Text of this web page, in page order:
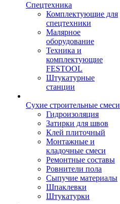
Спецтехника
Комплектующие для
спецтехники
Малярное
оборудование
Техника и
комплектующие
FESTOOL
Штукатурные
станции
Сухие строительные смеси
Гидроизоляция
Затирки для швов
Клей плиточный
Монтажные и
кладочные смеси
Ремонтные составы
Ровнители пола
Сыпучие материалы
Шпаклевки
Штукатурки